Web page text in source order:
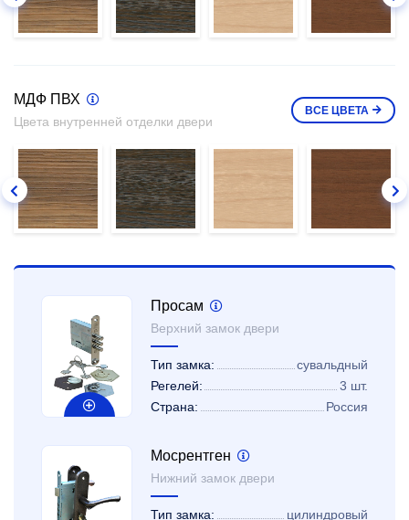
МДФ ПВХ
Цвета внутренней отделки двери
ВСЕ ЦВЕТА
Просам
Верхний замок двери
Тип замка:
сувальдный
Регелей:
3 шт.
Страна:
Россия
Мосрентген
Нижний замок двери
Тип замка:
цилиндровый